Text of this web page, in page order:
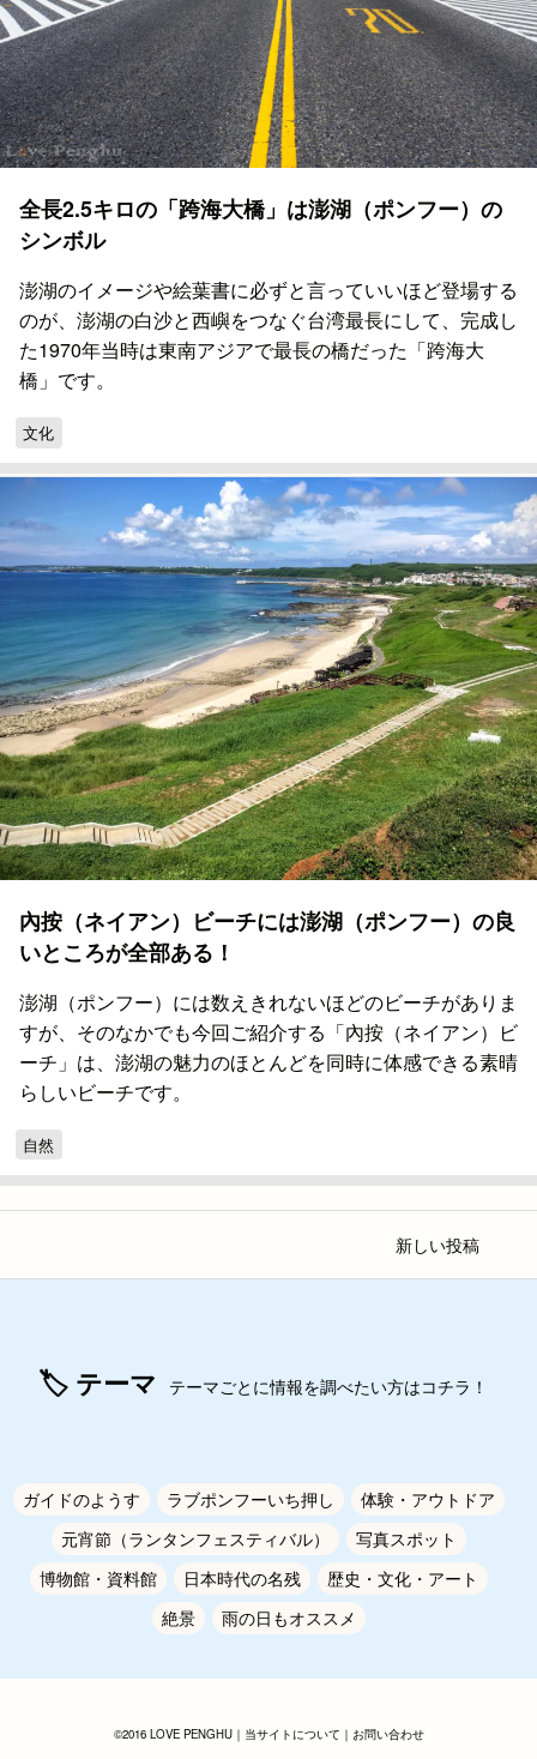
全長2.5キロの「跨海大橋」は澎湖（ポンフー）の
シンボル
澎湖のイメージや絵葉書に必ずと言っていいほど登場する
のが、澎湖の白沙と西嶼をつなぐ台湾最長にして、完成し
た1970年当時は東南アジアで最長の橋だった「跨海大
橋」です。
文化
內按（ネイアン）ビーチには澎湖（ポンフー）の良
いところが全部ある！
澎湖（ポンフー）には数えきれないほどのビーチがありま
すが、そのなかでも今回ご紹介する「內按（ネイアン）ビ
ーチ」は、澎湖の魅力のほとんどを同時に体感できる素晴
らしいビーチです。
自然
ゲ
ー
新しい投稿
🏷 テーマ テーマごとに情報を調べたい方はコチラ！
ガイドのようす ラブポンフーいち押し
体験・アウトドア
元宵節（ランタンフェスティバル）
写真スポット
博物館・資料館
日本時代の名残
歴史・文化・アート
絶景
雨の日もオススメ
©2016 LOVE PENGHU｜ 当サイトについて ｜ お問い合わせ